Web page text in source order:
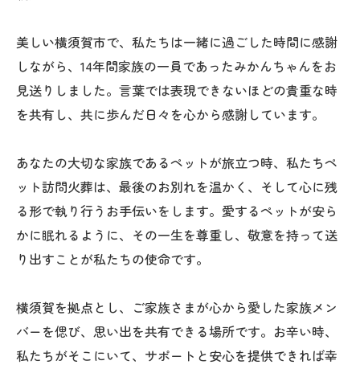
美しい横須賀市で、私たちは一緒に過ごした時間に感謝
しながら、14年間家族の一員であったみかんちゃんをお
見送りしました。言葉では表現できないほどの貴重な時
を共有し、共に歩んだ日々を心から感謝しています。
あなたの大切な家族であるペットが旅立つ時、私たちペ
ット訪問火葬は、最後のお別れを温かく、そして心に残
る形で執り行うお手伝いをします。愛するペットが安ら
かに眠れるように、その一生を尊重し、敬意を持って送
り出すことが私たちの使命です。
横須賀を拠点とし、ご家族さまが心から愛した家族メン
バーを偲び、思い出を共有できる場所です。お辛い時、
私たちがそこにいて、サポートと安心を提供できれば幸